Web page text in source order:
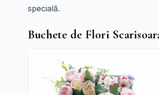
specială.
Buchete de Flori